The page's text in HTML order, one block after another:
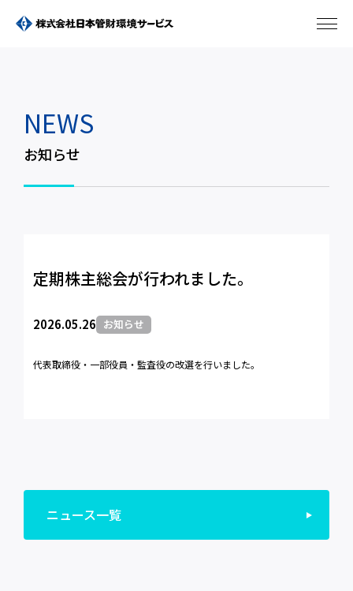
NEWS
お知らせ
定期株主総会が行われました。
2026.05.26 お知らせ
代表取締役・一部役員・監査役の改選を行いました。
ニュース一覧